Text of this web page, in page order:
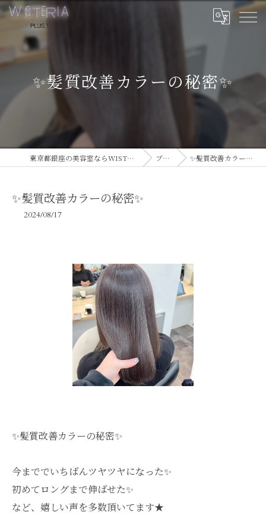
✨髪質改善カラーの秘密✨
東京都銀座の美容室ならWISTERIA PLUS 1 ブログ ✨髪質改善カラーの秘密✨
✨髪質改善カラーの秘密✨
2024/08/17
✨髪質改善カラーの秘密✨
今まででいちばんツヤツヤになった✨
初めてロングまで伸ばせた✨
など、嬉しい声を多数頂いてます★